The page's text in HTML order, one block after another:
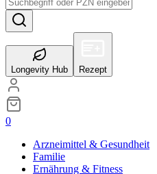
Longevity Hub Rezept
0
Arzneimittel & Gesundheit
Familie
Ernährung & Fitness